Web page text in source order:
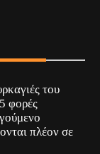
του
φορές
πλέον σε